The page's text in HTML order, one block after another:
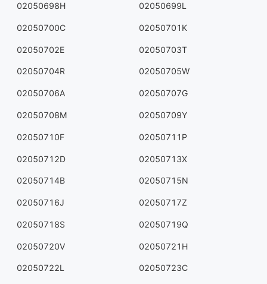
02050698H 02050699L
02050700C 02050701K
02050702E 02050703T
02050704R 02050705W
02050706A 02050707G
02050708M 02050709Y
02050710F 02050711P
02050712D 02050713X
02050714B 02050715N
02050716J 02050717Z
02050718S 02050719Q
02050720V 02050721H
02050722L 02050723C